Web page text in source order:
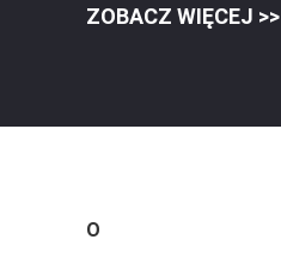
ZOBACZ WIĘCEJ >>
O